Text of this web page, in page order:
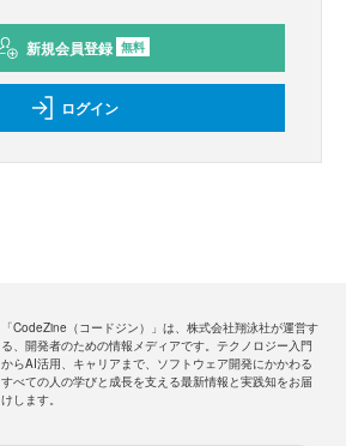
新規会員登録 無料
ログイン
「CodeZine（コードジン）」は、株式会社翔泳社が運営す
る、開発者のための情報メディアです。テクノロジー入門
からAI活用、キャリアまで、ソフトウェア開発にかかわる
すべての人の学びと成長を支える最新情報と実践知をお届
けします。